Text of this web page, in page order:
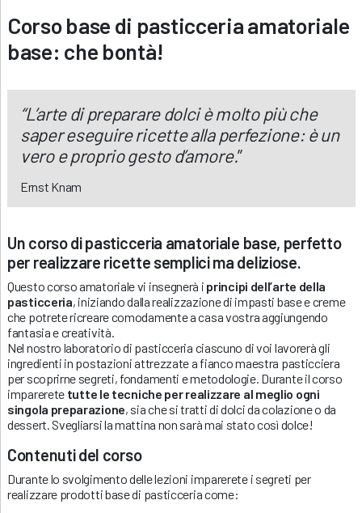
Corso base di pasticceria amatoriale
base: che bontà!
“L’arte di preparare dolci è molto più che
saper eseguire ricette alla perfezione: è un
vero e proprio gesto d’amore.”
Ernst Knam
Un corso di pasticceria amatoriale base, perfetto
per realizzare ricette semplici ma deliziose.
Questo corso amatoriale vi insegnerà i principi dell’arte della
pasticceria, iniziando dalla realizzazione di impasti base e creme
che potrete ricreare comodamente a casa vostra aggiungendo
fantasia e creatività.
Nel nostro laboratorio di pasticceria ciascuno di voi lavorerà gli
ingredienti in postazioni attrezzate a fianco maestra pasticciera
per scoprirne segreti, fondamenti e metodologie. Durante il corso
imparerete tutte le tecniche per realizzare al meglio ogni
singola preparazione, sia che si tratti di dolci da colazione o da
dessert. Svegliarsi la mattina non sarà mai stato così dolce!
Contenuti del corso
Durante lo svolgimento delle lezioni imparerete i segreti per
realizzare prodotti base di pasticceria come: